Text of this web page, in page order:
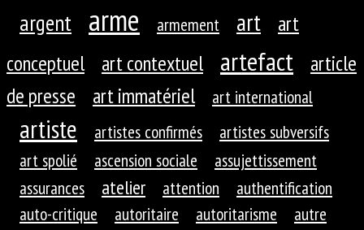
argent arme armement art
art
conceptuel
art contextuel artefact
article
de presse
art immatériel art international
artiste artistes confirmés
artistes subversifs
art spolié
ascension sociale
assujettissement
assurances
atelier attention
authentification
auto-critique
autoritaire autoritarisme
autre